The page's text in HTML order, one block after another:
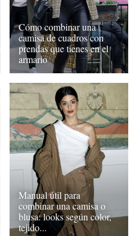
Cómo combinar una
camisa de cuadros con
prendas que tienes en el
armario
Manual útil para
combinar una camisa o
blusa: looks según color,
tejido...